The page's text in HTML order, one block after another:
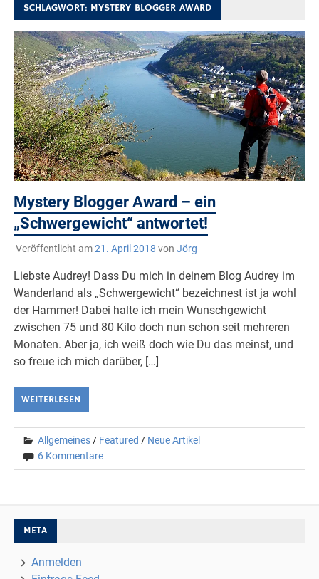
SCHLAGWORT: MYSTERY BLOGGER AWARD
Mystery Blogger Award – ein
„Schwergewicht“ antwortet!
Veröffentlicht am21. April 2018 von Jörg
Liebste Audrey! Dass Du mich in deinem Blog Audrey im
Wanderland als „Schwergewicht“ bezeichnest ist ja wohl
der Hammer! Dabei halte ich mein Wunschgewicht
zwischen 75 und 80 Kilo doch nun schon seit mehreren
Monaten. Aber ja, ich weiß doch wie Du das meinst, und
so freue ich mich darüber, […]
WEITERLESEN
Allgemeines / Featured / Neue Artikel
6 Kommentare
META
Anmelden